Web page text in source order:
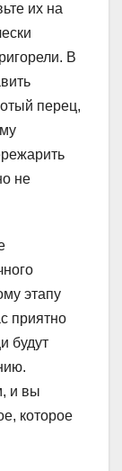
их на
В
перец,
не
этапу
приятно
будут
и вы
которое